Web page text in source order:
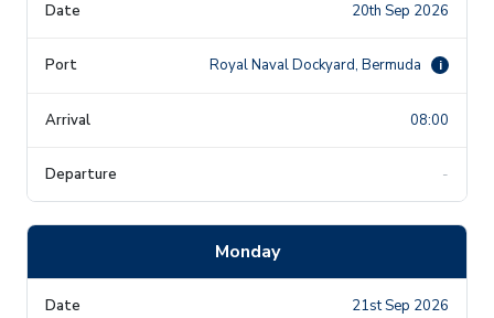
20th Sep 2026
Royal Naval Dockyard, Bermuda i
08:00
-
Monday
21st Sep 2026